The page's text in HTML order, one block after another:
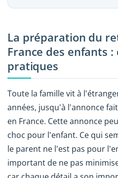
La préparation du
France des enfants
pratiques
Toute la famille vit à
années, jusqu'à l'annonce
en France. Cette annonce
choc pour l'enfant. Ce qui
le parent ne l'est pas pour
important de ne pas